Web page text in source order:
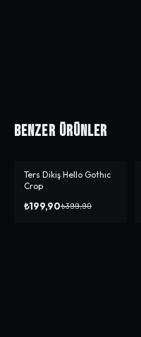
Benzer Ürünler
-%50
Ters Dikiş Hello Gothıc
Crop
₺199,90₺399,90